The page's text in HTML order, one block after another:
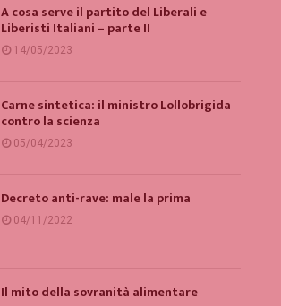
A cosa serve il partito del Liberali e
Liberisti Italiani – parte II
14/05/2023
Carne sintetica: il ministro Lollobrigida
contro la scienza
05/04/2023
Decreto anti-rave: male la prima
04/11/2022
Il mito della sovranità alimentare